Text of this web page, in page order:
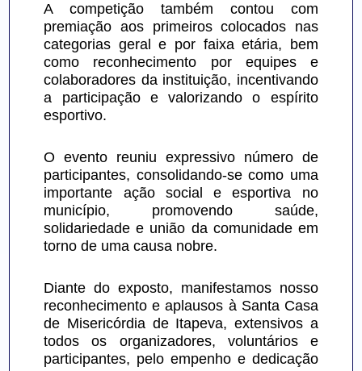
A competição também contou com
premiação aos primeiros colocados nas
categorias geral e por faixa etária, bem
como reconhecimento por equipes e
colaboradores da instituição, incentivando
a participação e valorizando o espírito
esportivo.
O evento reuniu expressivo número de
participantes, consolidando-se como uma
importante ação social e esportiva no
município, promovendo saúde,
solidariedade e união da comunidade em
torno de uma causa nobre.
Diante do exposto, manifestamos nosso
reconhecimento e aplausos à Santa Casa
de Misericórdia de Itapeva, extensivos a
todos os organizadores, voluntários e
participantes, pelo empenho e dedicação